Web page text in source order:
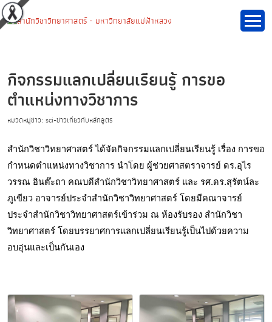
กิจกรรมแลกเปลี่ยนเรียนรู้ การขอ
ตำแหน่งทางวิชาการ
หมวดหมู่ข่าว: sci-ข่าวเกี่ยวกับหลักสูตร
สำนักวิชาวิทยาศาสตร์ ได้จัดกิจกรรมแลกเปลี่ยนเรียนรู้ เรื่อง การขอ
กำหนดตำแหน่งทางวิชาการ นำโดย ผู้ช่วยศาสตราจารย์ ดร.อุไร
วรรณ อินต๊ะถา คณบดีสำนักวิชาวิทยาศาสตร์ และ รศ.ดร.สุรัตน์ละ
ภูเขียว อาจารย์ประจำสำนักวิชาวิทยาศาสตร์ โดยมีคณาจารย์
ประจำสำนักวิชาวิทยาศาสตร์เข้าร่วม ณ ห้องรับรอง สำนักวิชา
วิทยาศาสตร์ โดยบรรยาศการแลกเปลี่ยนเรียนรู้เป็นไปด้วยความ
อบอุ่นและเป็นกันเอง